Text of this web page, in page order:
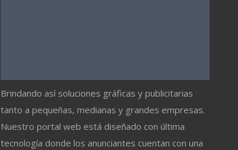
Brindando así soluciones gráficas y publicitarias
tanto a pequeñas, medianas y grandes empresas.
Nuestro portal web está diseñado con última
tecnología donde los anunciantes cuentan con una